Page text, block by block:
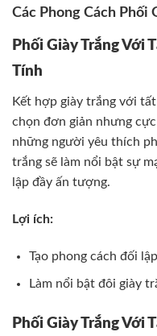
Các Phong Cách Phối
Phối Giày Trắng Với
Tính
Kết hợp giày trắng với
chọn đơn giản nhưng
những người yêu thích
trắng sẽ làm nổi bật sự
lập đầy ấn tượng.
Lợi ích:
Tạo phong cách đối
Làm nổi bật đôi giày
Phối Giày Trắng Với